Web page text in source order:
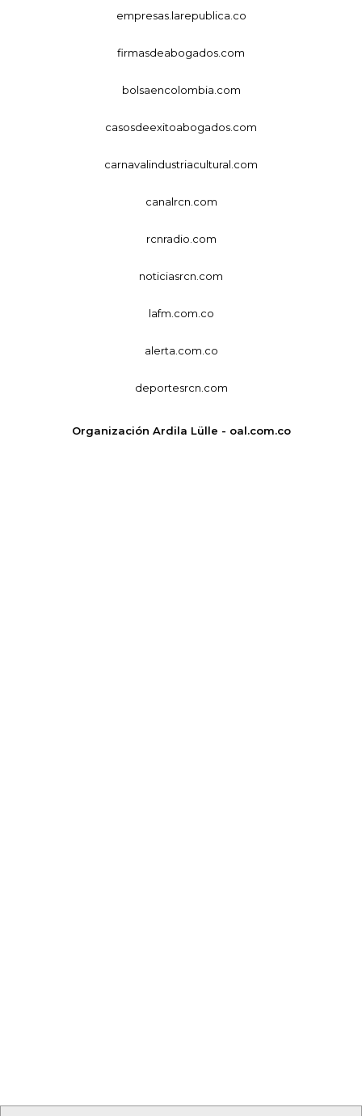
empresas.larepublica.co
firmasdeabogados.com
bolsaencolombia.com
casosdeexitoabogados.com
carnavalindustriacultural.com
canalrcn.com
rcnradio.com
noticiasrcn.com
lafm.com.co
alerta.com.co
deportesrcn.com
Organización Ardila Lülle - oal.com.co